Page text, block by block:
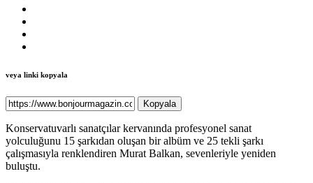
veya linki kopyala
Kopyala
Konservatuvarlı sanatçılar kervanında profesyonel sanat
yolculuğunu 15 şarkıdan oluşan bir albüm ve 25 tekli şarkı
çalışmasıyla renklendiren Murat Balkan, sevenleriyle yeniden
buluştu.